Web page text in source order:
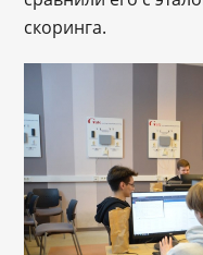
скоринга.